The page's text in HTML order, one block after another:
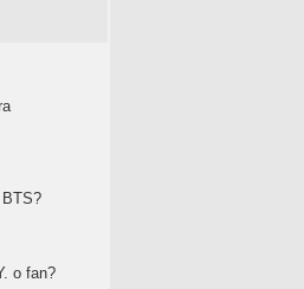
o fan?